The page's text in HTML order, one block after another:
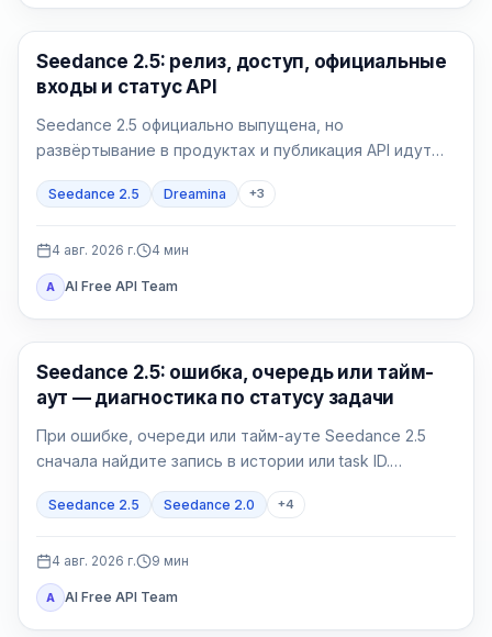
AI Video Generation
Seedance 2.5: релиз, доступ, официальные
входы и статус API
Seedance 2.5 официально выпущена, но
развёртывание в продуктах и публикация API идут
аккаунте и полный контракт своего провайдера.
Seedance 2.5 Dreamina +3
4 авг. 2026 г. 4 мин
A AI Free API Team
ИИ-видео
Seedance 2.5: ошибка, очередь или тайм-
аут — диагностика по статусу задачи
При ошибке, очереди или тайм-ауте Seedance 2.5
сначала найдите запись в истории или task ID.
дублировать; failed и expired требуют точного кода.
Seedance 2.5 Seedance 2.0 +4
4 авг. 2026 г. 9 мин
A AI Free API Team